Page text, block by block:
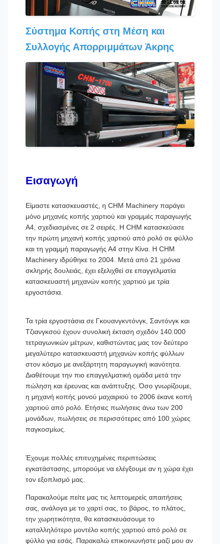
Σύστημα Κοπής στη Μέση και
Συλλογής Απορριμμάτων Άκρης
Εισαγωγή
Είμαστε κατασκευαστές, η CHM Machinery παράγει
μόνο μηχανές κοπής χαρτιού και γραμμές παραγωγής
Α4, σχεδιασμένες σε 2 σειρές. Η CHM κατασκεύασε
την πρώτη μηχανή κοπής χαρτιού από ρολό σε φύλλο
και τη γραμμή παραγωγής Α4 στην Κίνα. Η CHM
Machinery ιδρύθηκε το 2004. Μετά από 21 χρόνια
σκληρής δουλειάς, έχει εξελιχθεί σε επαγγελματία
κατασκευαστή μηχανών κοπής χαρτιού με τρία
εργοστάσια.
Τα τρία εργοστάσια σε Γκουανγκντόνγκ, Σαντόνγκ και
Τζιανγκσού έχουν συνολική έκταση σχεδόν 140.000
τετραγωνικών μέτρων, καθιστώντας μας τον δεύτερο
μεγαλύτερο κατασκευαστή μηχανών κοπής φύλλων
στον κόσμο με ανεξάρτητη παραγωγική ικανότητα.
Διαθέτουμε την πιο επαγγελματική ομάδα μετά την
πώληση και έρευνας και ανάπτυξης. Όσο γνωρίζουμε,
η μηχανή κοπής μονού μαχαιριού το 2006 έκανε κοπή
χαρτιού από ρολό. Ετήσιες πωλήσεις άνω των 200
μονάδων, πωλήσεις σε περισσότερες από 100 χώρες
παγκοσμίως.
Έχουμε πολλές επιτυχημένες περιπτώσεις
εγκατάστασης, μπορούμε να ελέγξουμε αν η χώρα έχει
τον εξοπλισμό μας.
Παρακαλούμε πείτε μας τις λεπτομερείς απαιτήσεις
σας, ανάλογα με το χαρτί σας, το βάρος, το πλάτος,
την χωρητικότητα, θα κατασκευάσουμε το
καταλληλότερο μοντέλο κοπής χαρτιού από ρολό σε
φύλλο για εσάς. Παρακαλώ επικοινωνήστε μαζί μου αν